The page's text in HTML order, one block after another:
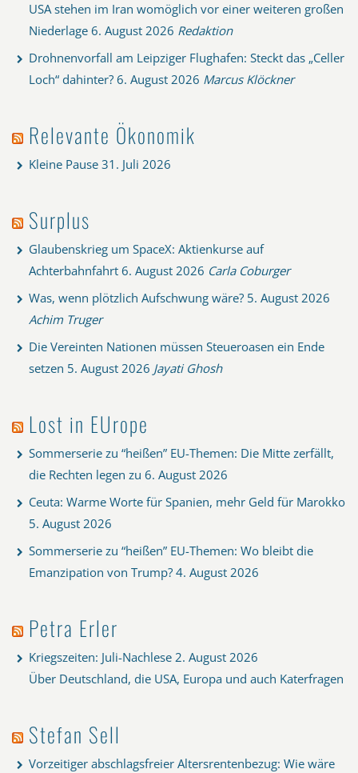
USA stehen im Iran womöglich vor einer weiteren großen
Niederlage 6. August 2026 Redaktion
Drohnenvorfall am Leipziger Flughafen: Steckt das „Celler
Loch“ dahinter? 6. August 2026 Marcus Klöckner
Relevante Ökonomik
Kleine Pause 31. Juli 2026
Surplus
Glaubenskrieg um SpaceX: Aktienkurse auf
Achterbahnfahrt 6. August 2026 Carla Coburger
Was, wenn plötzlich Aufschwung wäre? 5. August 2026
Achim Truger
Die Vereinten Nationen müssen Steueroasen ein Ende
setzen 5. August 2026 Jayati Ghosh
Lost in EUrope
Sommerserie zu “heißen” EU-Themen: Die Mitte zerfällt,
die Rechten legen zu 6. August 2026
Ceuta: Warme Worte für Spanien, mehr Geld für Marokko
5. August 2026
Sommerserie zu “heißen” EU-Themen: Wo bleibt die
Emanzipation von Trump? 4. August 2026
Petra Erler
Kriegszeiten: Juli-Nachlese 2. August 2026
Über Deutschland, die USA, Europa und auch Katerfragen
Stefan Sell
Vorzeitiger abschlagsfreier Altersrentenbezug: Wie wäre